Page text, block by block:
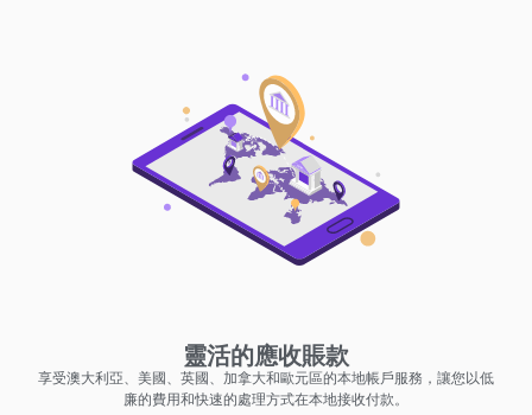
靈活的應收賬款
享受澳大利亞、美國、英國、加拿大和歐元區的本地帳戶服務，讓您以低
廉的費用和快速的處理方式在本地接收付款。